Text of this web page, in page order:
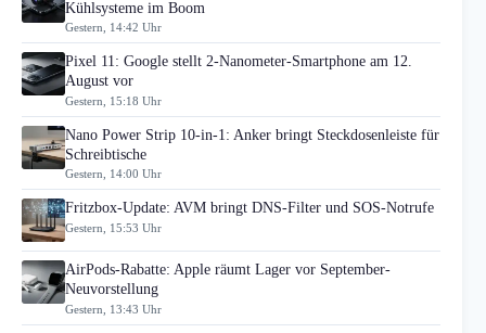
Kühlsysteme im Boom
Gestern, 14:42 Uhr
Pixel 11: Google stellt 2-Nanometer-Smartphone am 12.
August vor
Gestern, 15:18 Uhr
Nano Power Strip 10-in-1: Anker bringt Steckdosenleiste für
Schreibtische
Gestern, 14:00 Uhr
Fritzbox-Update: AVM bringt DNS-Filter und SOS-Notrufe
Gestern, 15:53 Uhr
AirPods-Rabatte: Apple räumt Lager vor September-
Neuvorstellung
Gestern, 13:43 Uhr